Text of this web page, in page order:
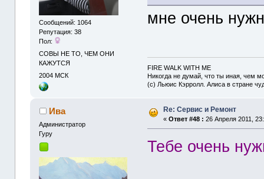
Сообщений: 1064
Репутация: 38
Пол:
СОВЫ НЕ ТО, ЧЕМ ОНИ
КАЖУТСЯ
2004 МСК
мне очень
FIRE WALK WITH ME
Никогда не думай, что ты иная, чем
(с) Льюис Кэрролл. Алиса в стране
Ива
Администрaтор
Гуру
Re: Сервис и Ремонт
«Ответ #48 : 26 Апреля 2011,
Тебе очень